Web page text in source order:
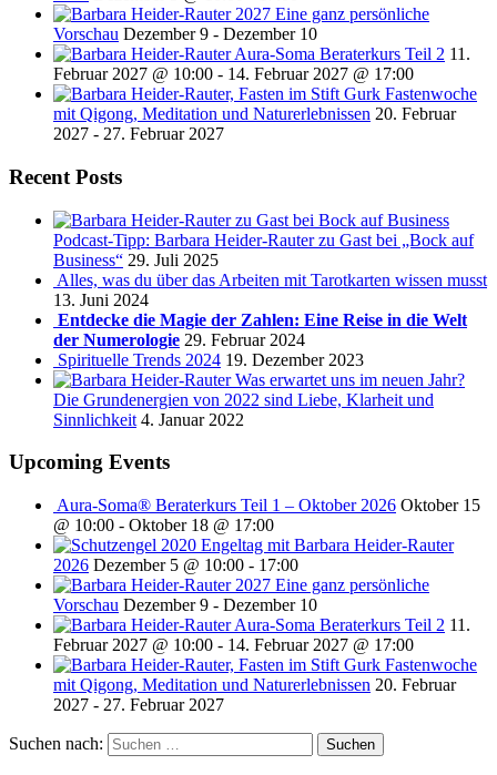
2027 Eine ganz persönliche
Vorschau Dezember 9 - Dezember 10
Aura-Soma Beraterkurs Teil 2 11.
Februar 2027 @ 10:00 - 14. Februar 2027 @ 17:00
Fastenwoche
mit Qigong, Meditation und Naturerlebnissen 20. Februar
2027 - 27. Februar 2027
Recent Posts
Podcast-Tipp: Barbara Heider-Rauter zu Gast bei „Bock auf
Business“ 29. Juli 2025
Alles, was du über das Arbeiten mit Tarotkarten wissen musst
13. Juni 2024
Entdecke die Magie der Zahlen: Eine Reise in die Welt
der Numerologie 29. Februar 2024
Spirituelle Trends 2024 19. Dezember 2023
Was erwartet uns im neuen Jahr?
Die Grundenergien von 2022 sind Liebe, Klarheit und
Sinnlichkeit 4. Januar 2022
Upcoming Events
Aura-Soma® Beraterkurs Teil 1 – Oktober 2026 Oktober 15
@ 10:00 - Oktober 18 @ 17:00
Engeltag mit Barbara Heider-Rauter
2026 Dezember 5 @ 10:00 - 17:00
2027 Eine ganz persönliche
Vorschau Dezember 9 - Dezember 10
Aura-Soma Beraterkurs Teil 2 11.
Februar 2027 @ 10:00 - 14. Februar 2027 @ 17:00
Fastenwoche
mit Qigong, Meditation und Naturerlebnissen 20. Februar
2027 - 27. Februar 2027
Suchen nach: